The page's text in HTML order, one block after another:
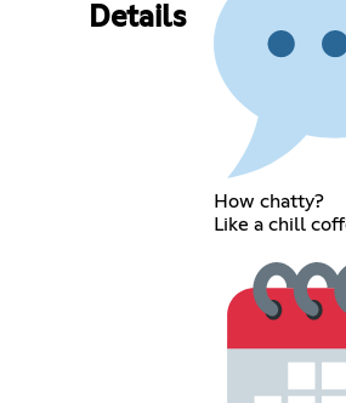
Details
How chatty?
Like a chill